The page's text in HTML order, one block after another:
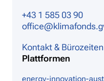
+43 1 585 03 90
Kontakt & Bürozeiten
Plattformen
energy-innovation-